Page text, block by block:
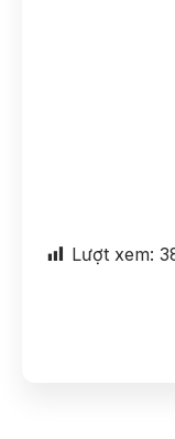
Lượt xem: